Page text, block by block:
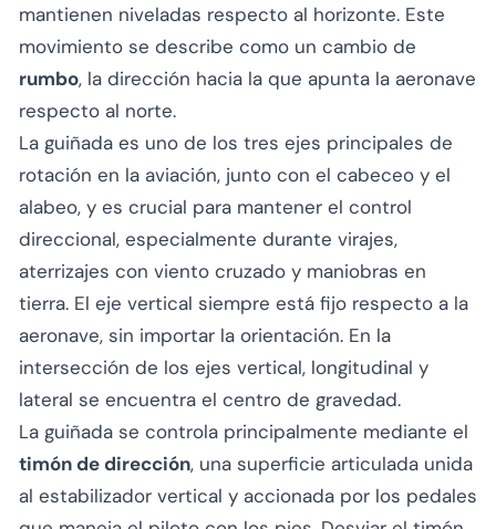
mantienen niveladas respecto al horizonte. Este
movimiento se describe como un cambio de
rumbo, la dirección hacia la que apunta la aeronave
respecto al norte.
La guiñada es uno de los tres ejes principales de
rotación en la aviación, junto con el cabeceo y el
alabeo, y es crucial para mantener el control
direccional, especialmente durante virajes,
aterrizajes con viento cruzado y maniobras en
tierra. El eje vertical siempre está fijo respecto a la
aeronave, sin importar la orientación. En la
intersección de los ejes vertical, longitudinal y
lateral se encuentra el centro de gravedad.
La guiñada se controla principalmente mediante el
timón de dirección, una superficie articulada unida
al estabilizador vertical y accionada por los pedales